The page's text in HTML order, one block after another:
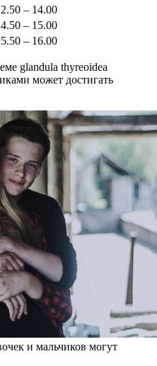
– 14.00
– 15.00
– 16.00
glandula thyreoidea
может достигать
и мальчиков могут